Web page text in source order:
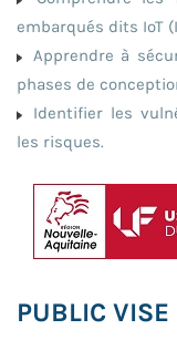
embarqués dits IoT
Apprendre à
phases de
Identifier les
les risques.
PUBLIC VISE